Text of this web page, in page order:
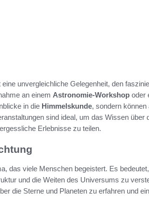
eine unvergleichliche Gelegenheit, den
an einem Astronomie-Workshop oder
in die Himmelskunde, sondern
sind ideal, um das Wissen über
Erlebnisse zu teilen.
das viele Menschen begeistert. Es
und die Weiten des Universums zu
die Sterne und Planeten zu erfahren und